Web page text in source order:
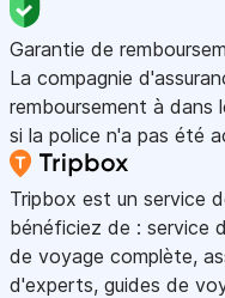
Garantie de
La compagnie
remboursement à dans
si la police n'a pas été
Tripbox est un service
bénéficiez de : service
de voyage complète,
d'experts, guides de